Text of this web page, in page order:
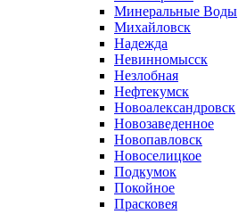
Минеральные Воды
Михайловск
Надежда
Невинномысск
Незлобная
Нефтекумск
Новоалександровск
Новозаведенное
Новопавловск
Новоселицкое
Подкумок
Покойное
Прасковея